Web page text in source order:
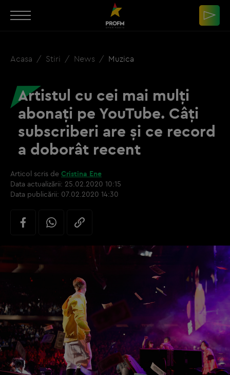
Acasa Stiri News Muzica
Artistul cu cei mai mulți
abonați pe YouTube. Câți
subscriberi are și ce record
a doborât recent
Articol scris de Cristina Ene
Data actualizării: 25.02.2020 10:15
Data publicării: 07.02.2020 14:30